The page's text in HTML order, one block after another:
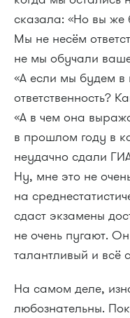
сказала: «Но вы же
Мы не несём
не мы обучали
«А если мы будем в
«А в чем она
в прошлом году в
неудачно сдали
Ну, мне это не
на
сдаст экзамены
не очень пугают.
талантливый и всё
На самом деле,
любознательны.